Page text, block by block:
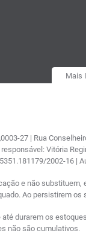
Mais
27 | Rua
Vitória
2002-16 |
e não
Ao persistirem
durarem os
não são cumulativos.